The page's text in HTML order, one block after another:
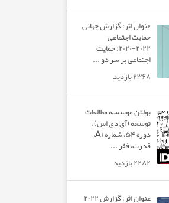
عنوان اثر: گزارش جهانی
حمایت اجتماعی
۲۰۲۲-۲۰۲۰: حمایت
اجتماعی بر سر دو ...
۲۳۶۸ بازدید
بولتن موسسه مطالعات
توسعه (آی دی اس) ،
دوره ۵۴، شماره A۱،
قدرت، فقر ...
۲۲۸۲ بازدید
عنوان اثر: گزارش ۲۰۲۲